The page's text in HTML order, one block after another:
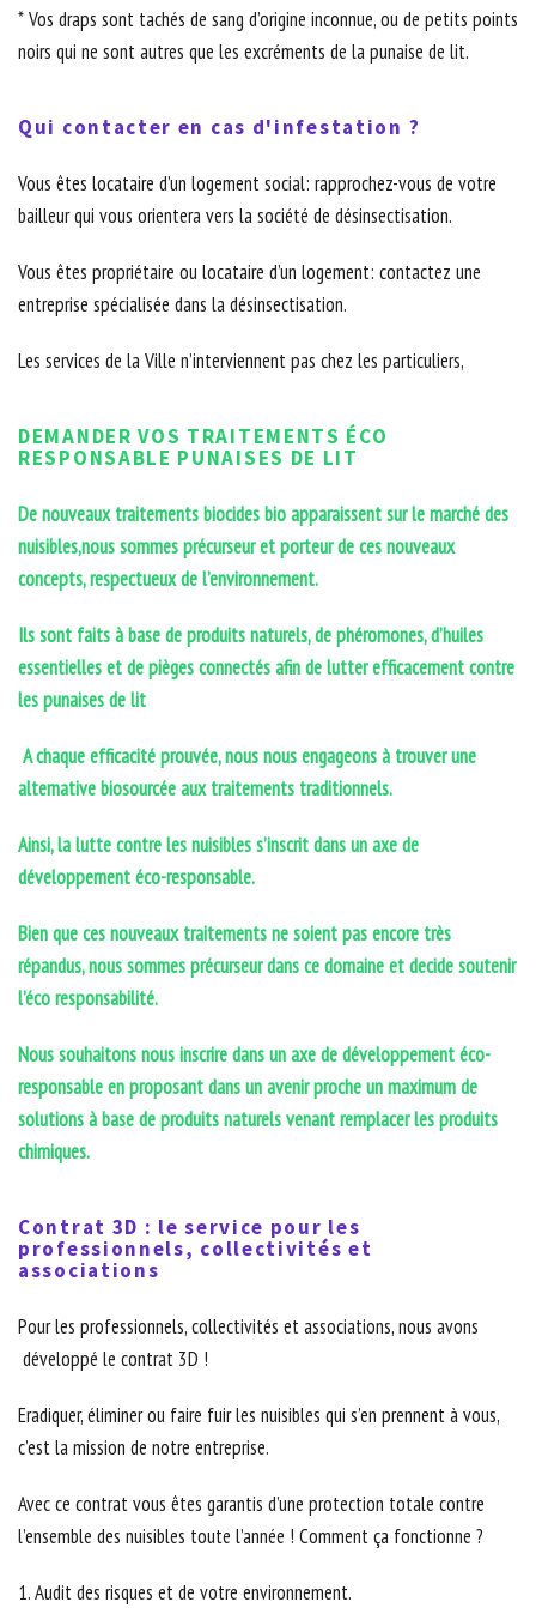
* Vos draps sont tachés de sang d’origine inconnue, ou de petits points
noirs qui ne sont autres que les excréments de la punaise de lit.
Qui contacter en cas d'infestation ?
Vous êtes locataire d’un logement social: rapprochez-vous de votre
bailleur qui vous orientera vers la société de désinsectisation.
Vous êtes propriétaire ou locataire d’un logement: contactez une
entreprise spécialisée dans la désinsectisation.
Les services de la Ville n’interviennent pas chez les particuliers,
DEMANDER VOS TRAITEMENTS ÉCO
RESPONSABLE PUNAISES DE LIT
De nouveaux traitements biocides bio apparaissent sur le marché des
nuisibles,nous sommes précurseur et porteur de ces nouveaux
concepts, respectueux de l’environnement.
Ils sont faits à base de produits naturels, de phéromones, d’huiles
essentielles et de pièges connectés afin de lutter efficacement contre
les punaises de lit
A chaque efficacité prouvée, nous nous engageons à trouver une
alternative biosourcée aux traitements traditionnels.
Ainsi, la lutte contre les nuisibles s’inscrit dans un axe de
développement éco-responsable.
Bien que ces nouveaux traitements ne soient pas encore très
répandus, nous sommes précurseur dans ce domaine et decide soutenir
l’éco responsabilité.
Nous souhaitons nous inscrire dans un axe de développement éco-
responsable en proposant dans un avenir proche un maximum de
solutions à base de produits naturels venant remplacer les produits
chimiques.
Contrat 3D : le service pour les
professionnels, collectivités et
associations
Pour les professionnels, collectivités et associations, nous avons
développé le contrat 3D !
Eradiquer, éliminer ou faire fuir les nuisibles qui s’en prennent à vous,
c’est la mission de notre entreprise.
Avec ce contrat vous êtes garantis d’une protection totale contre
l’ensemble des nuisibles toute l’année ! Comment ça fonctionne ?
1. Audit des risques et de votre environnement.